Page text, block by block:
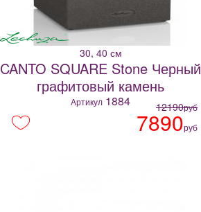
30, 40 см
CANTO SQUARE Stone Черный
графитовый камень
Артикул 1884 12190руб
7890руб